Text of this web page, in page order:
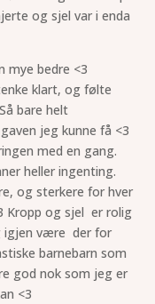
og sjel var i enda
mye bedre <3
klart, og følte
bare helt
jeg kunne få <3
med en gang.
heller ingenting.
og sterkere for hver
Kropp og sjel er rolig
igjen være der for
barnebarn som
god nok som jeg er
<3